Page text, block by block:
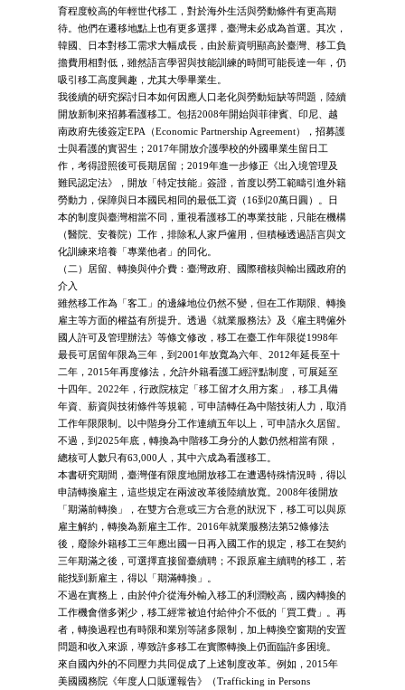
育程度較高的年輕世代移工，對於海外生活與勞動條件有更高期
待。他們在遷移地點上也有更多選擇，臺灣未必成為首選。其次，
韓國、日本對移工需求大幅成長，由於薪資明顯高於臺灣、移工負
擔費用相對低，雖然語言學習與技能訓練的時間可能長達一年，仍
吸引移工高度興趣，尤其大學畢業生。
我後續的研究探討日本如何因應人口老化與勞動短缺等問題，陸續
開放新制來招募看護移工。包括2008年開始與菲律賓、印尼、越
南政府先後簽定EPA（Economic Partnership Agreement），招募護
士與看護的實習生；2017年開放介護學校的外國畢業生留日工
作，考得證照後可長期居留；2019年進一步修正《出入境管理及
難民認定法》，開放「特定技能」簽證，首度以勞工範疇引進外籍
勞動力，保障與日本國民相同的最低工資（16到20萬日圓）。日
本的制度與臺灣相當不同，重視看護移工的專業技能，只能在機構
（醫院、安養院）工作，排除私人家戶僱用，但積極透過語言與文
化訓練來培養「專業他者」的同化。
（二）居留、轉換與仲介費：臺灣政府、國際稽核與輸出國政府的
介入
雖然移工作為「客工」的邊緣地位仍然不變，但在工作期限、轉換
雇主等方面的權益有所提升。透過《就業服務法》及《雇主聘僱外
國人許可及管理辦法》等條文修改，移工在臺工作年限從1998年
最長可居留年限為三年，到2001年放寬為六年、2012年延長至十
二年，2015年再度修法，允許外籍看護工經評點制度，可展延至
十四年。2022年，行政院核定「移工留才久用方案」，移工具備
年資、薪資與技術條件等規範，可申請轉任為中階技術人力，取消
工作年限限制。以中階身分工作連續五年以上，可申請永久居留。
不過，到2025年底，轉換為中階移工身分的人數仍然相當有限，
總核可人數只有63,000人，其中六成為看護移工。
本書研究期間，臺灣僅有限度地開放移工在遭遇特殊情況時，得以
申請轉換雇主，這些規定在兩波改革後陸續放寬。2008年後開放
「期滿前轉換」，在雙方合意或三方合意的狀況下，移工可以與原
雇主解約，轉換為新雇主工作。2016年就業服務法第52條修法
後，廢除外籍移工三年應出國一日再入國工作的規定，移工在契約
三年期滿之後，可選擇直接留臺續聘；不跟原雇主續聘的移工，若
能找到新雇主，得以「期滿轉換」。
不過在實務上，由於仲介從海外輸入移工的利潤較高，國內轉換的
工作機會僧多粥少，移工經常被迫付給仲介不低的「買工費」。再
者，轉換過程也有時限和業別等諸多限制，加上轉換空窗期的安置
問題和收入來源，導致許多移工在實際轉換上仍面臨許多困境。
來自國內外的不同壓力共同促成了上述制度改革。例如，2015年
美國國務院《年度人口販運報告》（Trafficking in Persons